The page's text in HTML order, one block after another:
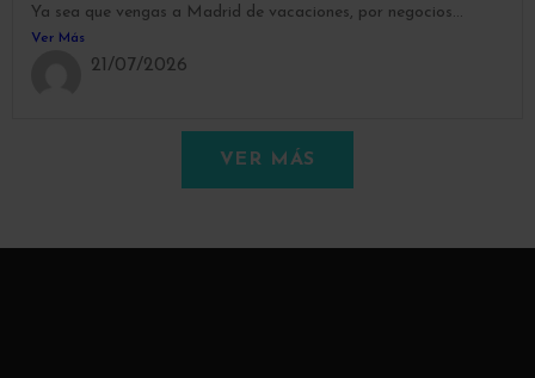
Ya sea que vengas a Madrid de vacaciones, por negocios...
Ver Más
21/07/2026
VER MÁS